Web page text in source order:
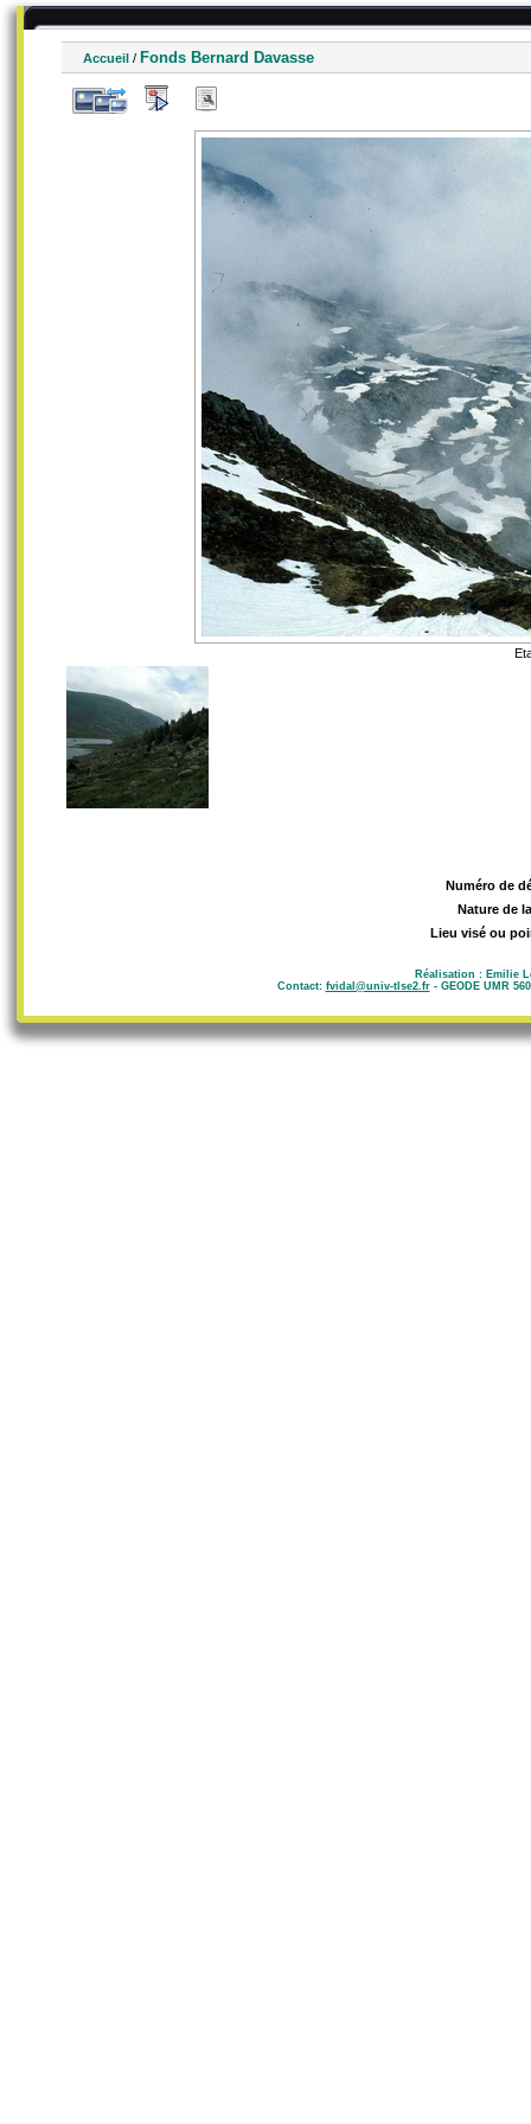
Accueil / Fonds Bernard Davasse
Numéro de
Nature de
Lieu visé ou
Réalisation : Emilie
Contact: fvidal@univ-tlse2.fr- GEODE UMR